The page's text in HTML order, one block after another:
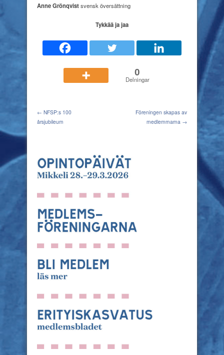
Anne Grönqvistsvensk översättning
Tykkää ja jaa
0
Delningar
← NFSP:s 100
årsjubileum
Föreningen skapas av
medlemmarna →